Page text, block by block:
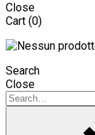
Close
Cart (0)
Search
Close